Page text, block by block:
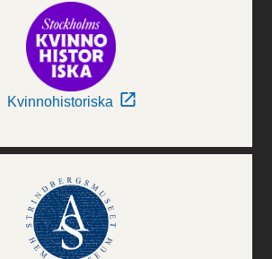
Kvinnohistoriska